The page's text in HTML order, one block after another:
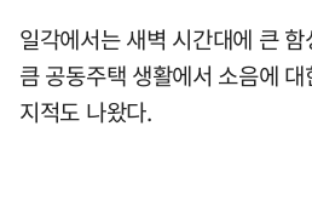
일각에서는 새벽 시간대에 큰
큼 공동주택 생활에서 소음에
지적도 나왔다.